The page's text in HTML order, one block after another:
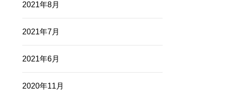
2021年8月
2021年7月
2021年6月
2020年11月